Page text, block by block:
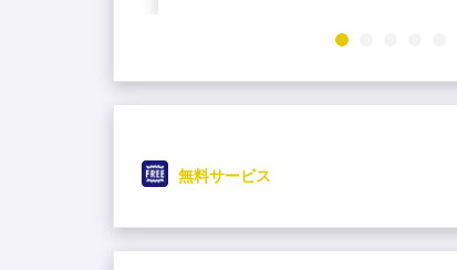
無料サービス